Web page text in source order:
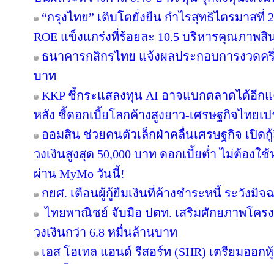
“กรุงไทย” เติบโตยั่งยืน กำไรสุทธิไตรมาสที่
ROE แข็งแกร่งที่ร้อยละ 10.5 บริหารคุณภาพ
ธนาคารกสิกรไทย แจ้งผลประกอบการงวดค
บาท
KKP ชี้กระแสลงทุน AI อาจแบกตลาดได้อีกแ
หลัง ชี้ดอกเบี้ยโลกค้างสูงยาว-เศรษฐกิจไทยเ
ออมสิน ช่วยคนตัวเล็กฝ่าคลื่นเศรษฐกิจ เปิด
วงเงินสูงสุด 50,000 บาท ดอกเบี้ยต่ำ ไม่ต้อง
ผ่าน MyMo วันนี้!
กยศ. เตือนผู้กู้ยืมเงินที่ค้างชำระหนี้ ระวังมิ
ไทยพาณิชย์ จับมือ ปตท. เสริมศักยภาพโคร
วงเงินกว่า 6.8 หมื่นล้านบาท
เอส โฮเทล แอนด์ รีสอร์ท (SHR) เตรียมออ